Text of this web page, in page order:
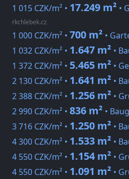
1 015 CZK/m² • 17.249 m² •
rkchlebek.cz
1 000 CZK/m² • 700 m² •
1 032 CZK/m² • 1.647 m² •
1 372 CZK/m² • 5.465 m² •
2 130 CZK/m² • 1.641 m² •
2 388 CZK/m² • 1.256 m² •
2 990 CZK/m² • 836 m² •
3 716 CZK/m² • 1.250 m² •
4 300 CZK/m² • 1.533 m² •
4 550 CZK/m² • 1.154 m² •
4 550 CZK/m² • 1.091 m² •